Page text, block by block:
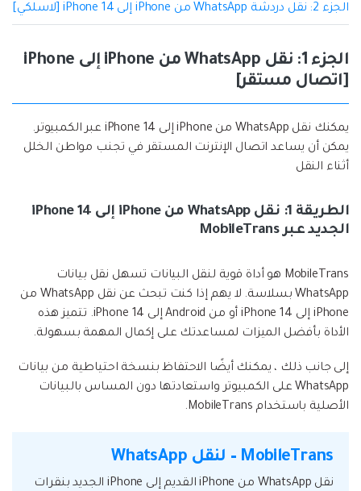
الجزء 2: نقل دردشة WhatsApp من iPhone إلى iPhone 14 [لاسلكي]
الجزء 1: نقل WhatsApp من iPhone إلى iPhone
[اتصال مستقر]
يمكنك نقل WhatsApp من iPhone إلى iPhone 14 عبر الكمبيوتر.
يمكن أن يساعد اتصال الإنترنت المستقر في تجنب مواطن الخلل
أثناء النقل
الطريقة 1: نقل WhatsApp من iPhone إلى iPhone 14
الجديد عبر MobileTrans
MobileTrans هو أداة قوية لنقل البيانات تسهل نقل بيانات
WhatsApp بسلاسة. لا يهم إذا كنت تبحث عن نقل WhatsApp من
iPhone إلى iPhone 14 أو من Android إلى iPhone 14. تتميز هذه
الأداة بأفضل الميزات لمساعدتك على إكمال المهمة بسهولة.
إلى جانب ذلك ، يمكنك أيضًا الاحتفاظ بنسخة احتياطية من بيانات
WhatsApp على الكمبيوتر واستعادتها دون المساس بالبيانات
الأصلية باستخدام MobileTrans.
MobileTrans – لنقل WhatsApp
نقل WhatsApp من iPhone القديم إلى iPhone الجديد بنقرات